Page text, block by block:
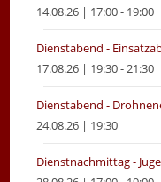
14.08.26 | 17:00 - 19:00
Dienstabend -
17.08.26 | 19:30 - 21:30
Dienstabend -
24.08.26 | 19:30
Dienstnachmittag -